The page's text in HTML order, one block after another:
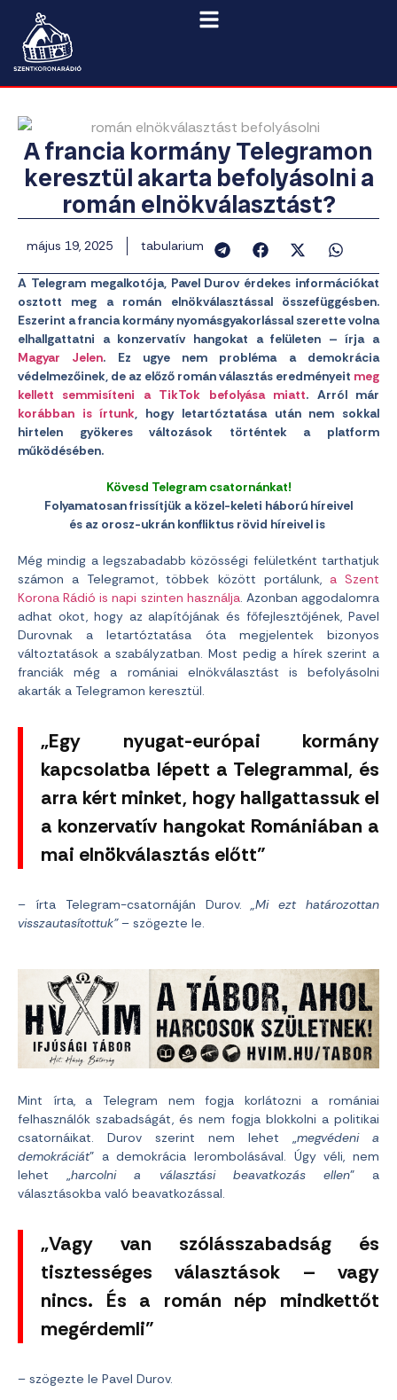
A francia kormány Telegramon
keresztül akarta befolyásolni a
román elnökválasztást?
május 19, 2025 tabularium
A Telegram megalkotója, Pavel Durov érdekes információkat
osztott meg a román elnökválasztással összefüggésben.
Eszerint a francia kormány nyomásgyakorlással szerette volna
elhallgattatni a konzervatív hangokat a felületen – írja a
Magyar Jelen. Ez ugye nem probléma a demokrácia
védelmezőinek, de az előző román választás eredményeit meg
kellett semmisíteni a TikTok befolyása miatt. Arról már
korábban is írtunk , hogy letartóztatása után nem sokkal
hirtelen gyökeres változások történtek a platform
működésében.
Kövesd Telegram csatornánkat!
Folyamatosan frissítjük a közel-keleti háború híreivel
és az orosz-ukrán konfliktus rövid híreivel is
Még mindig a legszabadabb közösségi felületként tarthatjuk
számon a Telegramot, többek között portálunk, a Szent
Korona Rádió is napi szinten használja. Azonban aggodalomra
adhat okot, hogy az alapítójának és főfejlesztőjének, Pavel
Durovnak a letartóztatása óta megjelentek bizonyos
változtatások a szabályzatban. Most pedig a hírek szerint a
franciák még a romániai elnökválasztást is befolyásolni
akarták a Telegramon keresztül.
„Egy nyugat-európai kormány
kapcsolatba lépett a Telegrammal, és
arra kért minket, hogy hallgattassuk el
a konzervatív hangokat Romániában a
mai elnökválasztás előtt”
– írta Telegram-csatornáján Durov.
„Mi ezt határozottan
visszautasítottuk”– szögezte le.
Mint írta, a Telegram nem fogja korlátozni a romániai
felhasználók szabadságát, és nem fogja blokkolni a politikai
csatornáikat. Durov szerint nem lehet „megvédeni a
demokráciát” a demokrácia lerombolásával. Úgy véli, nem
lehet „harcolni a választási beavatkozás ellen” a
választásokba való beavatkozással.
„Vagy van szólásszabadság és
tisztességes választások – vagy
nincs. És a román nép mindkettőt
megérdemli”
– szögezte le Pavel Durov.